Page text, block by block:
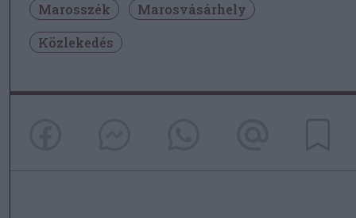
Marosszék
Marosvásárhely
Közlekedés